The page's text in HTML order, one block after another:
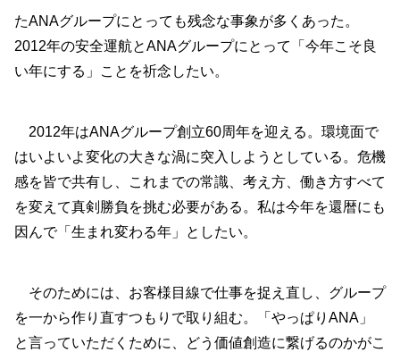
たANAグループにとっても残念な事象が多くあった。
2012年の安全運航とANAグループにとって「今年こそ良
い年にする」ことを祈念したい。
2012年はANAグループ創立60周年を迎える。環境面で
はいよいよ変化の大きな渦に突入しようとしている。危機
感を皆で共有し、これまでの常識、考え方、働き方すべて
を変えて真剣勝負を挑む必要がある。私は今年を還暦にも
因んで「生まれ変わる年」としたい。
そのためには、お客様目線で仕事を捉え直し、グループ
を一から作り直すつもりで取り組む。「やっぱりANA」
と言っていただくために、どう価値創造に繋げるのかがこ